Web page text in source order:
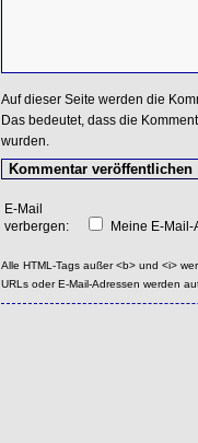
Auf dieser Seite werden die
Das bedeutet, dass die
wurden.
E-Mail
verbergen:
Meine E-
Alle HTML-Tags außer <b> und <i>
URLs oder E-Mail-Adressen werden